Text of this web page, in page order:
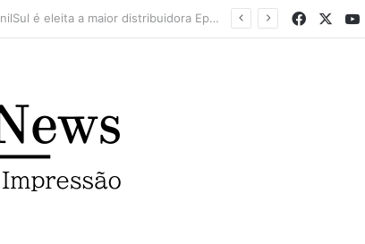
Mapel destaca versatilidade do poder da impressão na FuturePrint 2026 Facebook